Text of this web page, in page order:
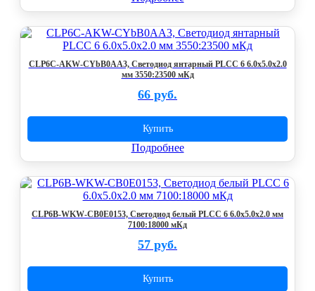
CLP6C-AKW-CYbB0AA3, Светодиод янтарный PLCC 6 6.0x5.0x2.0
мм 3550:23500 мКд
66 руб.
Купить
Подробнее
CLP6B-WKW-CB0E0153, Светодиод белый PLCC 6 6.0x5.0x2.0 мм
7100:18000 мКд
57 руб.
Купить